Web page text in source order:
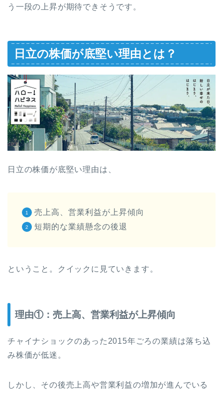
う一段の上昇が期待できそうです。
日立の株価が底堅い理由とは？
日立の株価が底堅い理由は、
売上高、営業利益が上昇傾向
短期的な業績懸念の後退
ということ。クイックに見ていきます。
理由①：売上高、営業利益が上昇傾向
チャイナショックのあった2015年ごろの業績は落ち込
み株価が低迷。
しかし、その後売上高や営業利益の増加が進んでいる